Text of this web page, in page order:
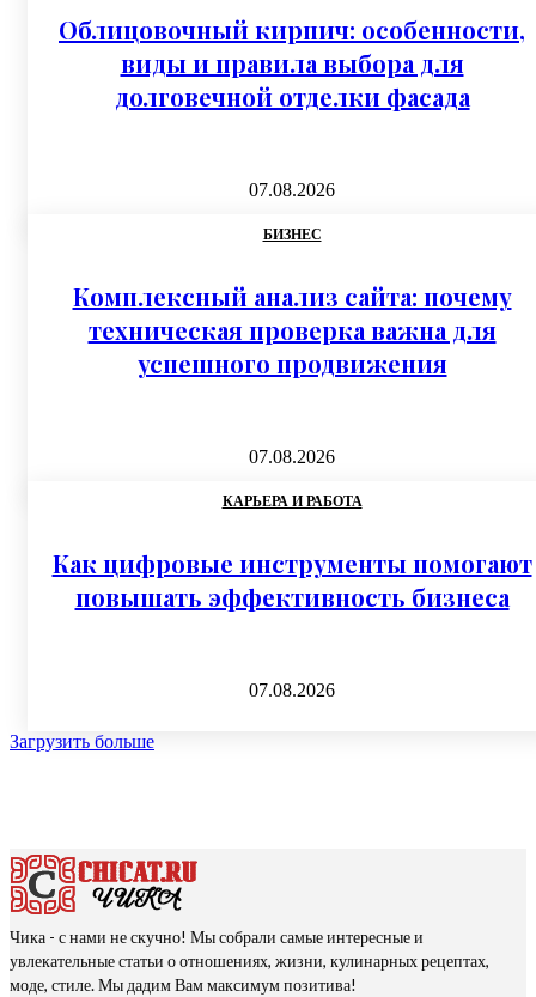
Облицовочный кирпич: особенности,
виды и правила выбора для
долговечной отделки фасада
07.08.2026
БИЗНЕС
Комплексный анализ сайта: почему
техническая проверка важна для
успешного продвижения
07.08.2026
КАРЬЕРА И РАБОТА
Как цифровые инструменты помогают
повышать эффективность бизнеса
07.08.2026
Загрузить больше
Чика - с нами не скучно! Мы собрали самые интересные и
увлекательные статьи о отношениях, жизни, кулинарных рецептах,
моде, стиле. Мы дадим Вам максимум позитива!